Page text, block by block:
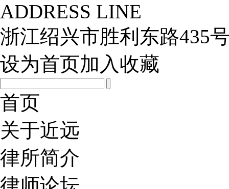
ADDRESS LINE
浙江绍兴市胜利东路435
设为首页加入收藏
首页
关于近远
律所简介